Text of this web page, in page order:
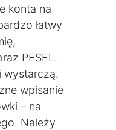
konta na
łatwy
PESEL.
wystarczą.
wpisanie
– na
Należy